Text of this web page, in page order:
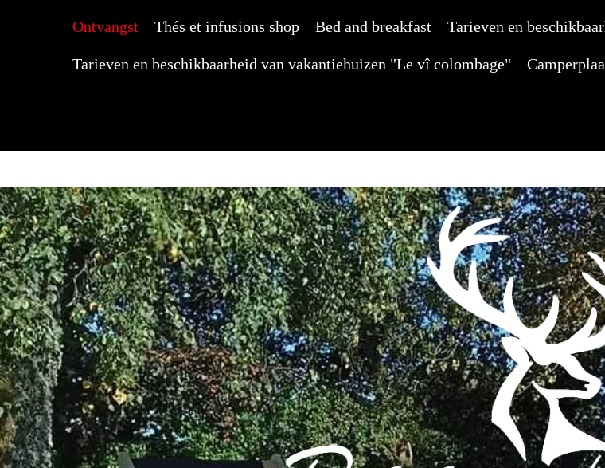
Ontvangst Thés et infusions shop Bed and breakfast Tarieven en
Tarieven en beschikbaarheid van vakantiehuizen "Le vî colombage"